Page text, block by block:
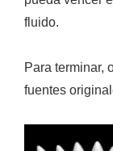
fluido.
Para terminar,
fuentes